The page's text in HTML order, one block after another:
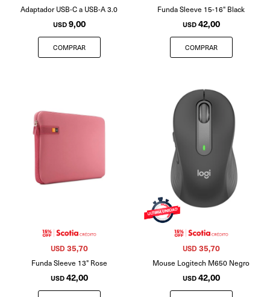
Adaptador USB-C a USB-A 3.0
USD 9,00
Funda Sleeve 15-16" Black
USD 42,00
Funda Sleeve 13" Rose
USD 42,00
USD 35,70
Mouse Logitech M650 Negro
USD 42,00
USD 35,70